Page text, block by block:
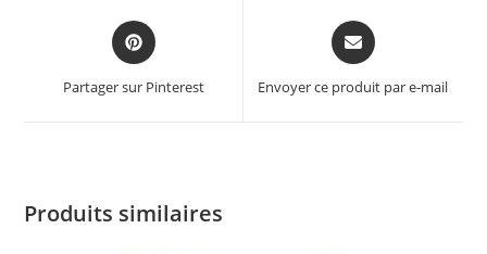
Partager sur Pinterest Envoyer ce produit par e-mail
Produits similaires